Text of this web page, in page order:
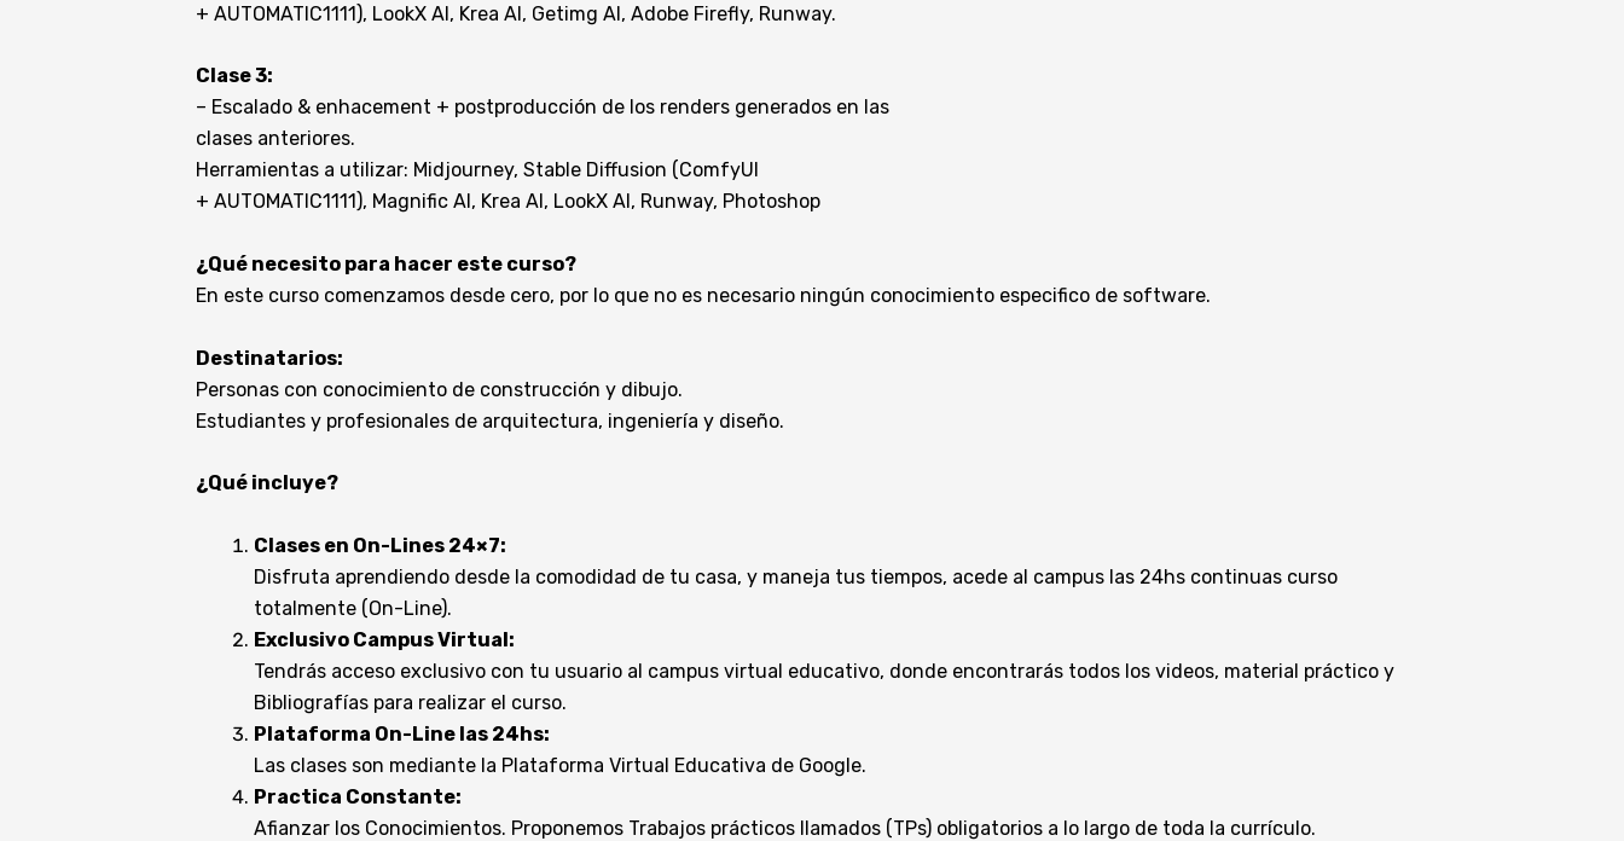
+ AUTOMATIC1111), LookX AI, Krea AI, Getimg AI, Adobe Firefly, Runway.
Clase 3:
– Escalado & enhacement + postproducción de los renders generados en las
clases anteriores.
Herramientas a utilizar: Midjourney, Stable Diffusion (ComfyUI
+ AUTOMATIC1111), Magnific AI, Krea AI, LookX AI, Runway, Photoshop
¿Qué necesito para hacer este curso?
En este curso comenzamos desde cero, por lo que no es necesario ningún conocimiento especifico de software.
Destinatarios:
Personas con conocimiento de construcción y dibujo.
Estudiantes y profesionales de arquitectura, ingeniería y diseño.
¿Qué incluye?
Clases en On-Lines 24×7:
Disfruta aprendiendo desde la comodidad de tu casa, y maneja tus tiempos, acede al campus las 24hs continuas curso
totalmente (On-Line).
Exclusivo Campus Virtual:
Tendrás acceso exclusivo con tu usuario al campus virtual educativo, donde encontrarás todos los videos, material práctico y
Bibliografías para realizar el curso.
Plataforma On-Line las 24hs:
Las clases son mediante la Plataforma Virtual Educativa de Google.
Practica Constante:
Afianzar los Conocimientos. Proponemos Trabajos prácticos llamados (TPs) obligatorios a lo largo de toda la currículo.